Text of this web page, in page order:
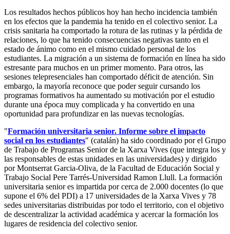
Los resultados hechos públicos hoy han hecho incidencia también
en los efectos que la pandemia ha tenido en el colectivo senior. La
crisis sanitaria ha comportado la rotura de las rutinas y la pérdida de
relaciones, lo que ha tenido consecuencias negativas tanto en el
estado de ánimo como en el mismo cuidado personal de los
estudiantes. La migración a un sistema de formación en línea ha sido
estresante para muchos en un primer momento. Para otros, las
sesiones telepresenciales han comportado déficit de atención. Sin
embargo, la mayoría reconoce que poder seguir cursando los
programas formativos ha aumentado su motivación por el estudio
durante una época muy complicada y ha convertido en una
oportunidad para profundizar en las nuevas tecnologías.
"Formación universitaria senior. Informe sobre el impacto
social en los estudiantes" (catalán) ha sido coordinado por el Grupo
de Trabajo de Programas Senior de la Xarxa Vives (que integra los y
las responsables de estas unidades en las universidades) y dirigido
por Montserrat Garcia-Oliva, de la Facultad de Educación Social y
Trabajo Social Pere Tarrés-Universidad Ramon Llull. La formación
universitaria senior es impartida por cerca de 2.000 docentes (lo que
supone el 6% del PDI) a 17 universidades de la Xarxa Vives y 78
sedes universitarias distribuidas por todo el territorio, con el objetivo
de descentralizar la actividad académica y acercar la formación los
lugares de residencia del colectivo senior.